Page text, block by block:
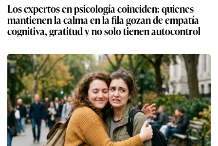
Los expertos en psicología coinciden: quienes
mantienen la calma en la fila gozan de empatía
cognitiva, gratitud y no solo tienen autocontrol